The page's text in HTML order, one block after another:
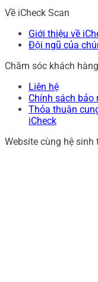
Về iCheck Scan
Giới thiệu về
Đội ngũ của
Chăm sóc khách hàng
Liên hệ
Chính sách bảo
Thỏa thuận
iCheck
Website cùng hệ sinh